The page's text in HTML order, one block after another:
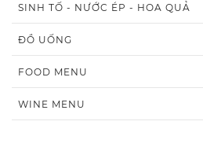
SINH TỐ - NƯỚC ÉP - HOA QUẢ
ĐỒ UỐNG
FOOD MENU
WINE MENU